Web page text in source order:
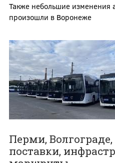
Также небольшие изменения
произошли в Воронеже
Перми,
поставки,